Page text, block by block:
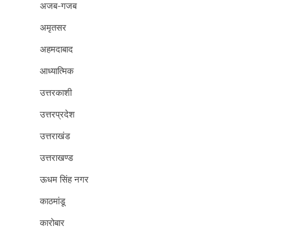
अजब-गजब
अमृतसर
अहमदाबाद
आध्यात्मिक
उत्तरकाशी
उत्तरप्रदेश
उत्तराखंड
उत्तराखण्ड
ऊधम सिंह नगर
काठमांडू
कारोबार